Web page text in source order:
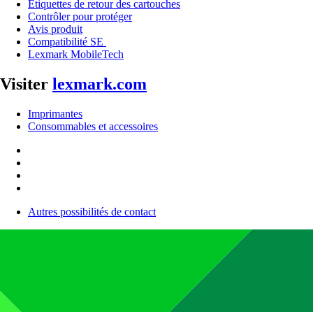
Étiquettes de retour des cartouches
Contrôler pour protéger
Avis produit
Compatibilité SE
Lexmark MobileTech
Visiter lexmark.com
Imprimantes
Consommables et accessoires
Autres possibilités de contact